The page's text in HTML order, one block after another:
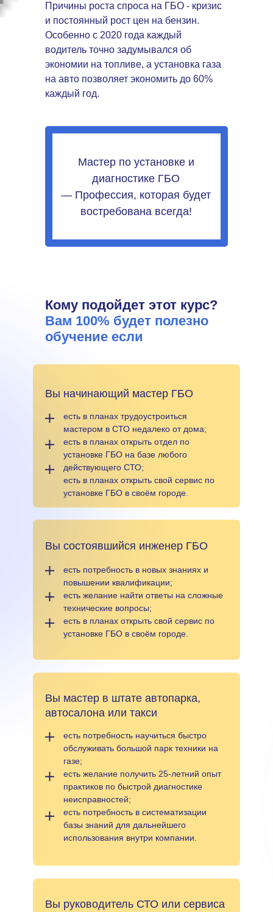
Причины роста спроса на ГБО - кризис
и постоянный рост цен на бензин.
Особенно с 2020 года каждый
водитель точно задумывался об
экономии на топливе, а установка газа
на авто позволяет экономить до 60%
каждый год.
Мастер по установке и
диагностике ГБО
— Профессия, которая будет
востребована всегда!
Кому подойдет этот курс?
Вам 100% будет полезно
обучение если
Вы начинающий мастер ГБО
есть в планах трудоустроиться
мастером в СТО недалеко от дома;
есть в планах открыть отдел по
установке ГБО на базе любого
действующего СТО;
есть в планах открыть свой сервис по
установке ГБО в своём городе.
Вы мастер в штате автопарка,
автосалона или такси
есть потребность научиться быстро
обслуживать большой парк техники на
газе;
есть желание получить 25-летний опыт
практиков по быстрой диагностике
неисправностей;
есть потребность в систематизации
базы знаний для дальнейшего
использования внутри компании.
Вы состоявшийся инженер ГБО
есть потребность в новых знаниях и
повышении квалификации;
есть желание найти ответы на сложные
технические вопросы;
есть в планах открыть свой сервис по
установке ГБО в своём городе.
Вы руководитель СТО или сервиса